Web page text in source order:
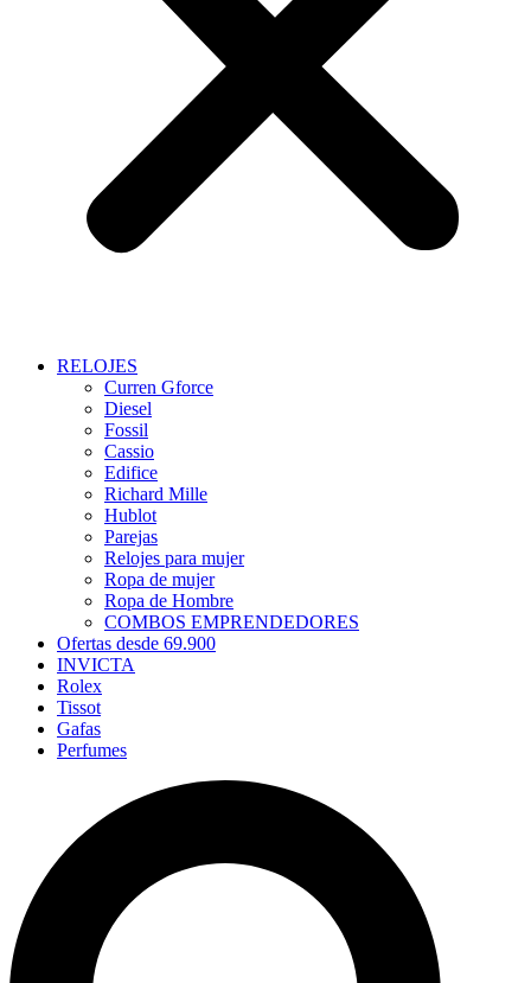
RELOJES
Curren Gforce
Diesel
Fossil
Cassio
Edifice
Richard Mille
Hublot
Parejas
Relojes para mujer
Ropa de mujer
Ropa de Hombre
COMBOS EMPRENDEDORES
Ofertas desde 69.900
INVICTA
Rolex
Tissot
Gafas
Perfumes